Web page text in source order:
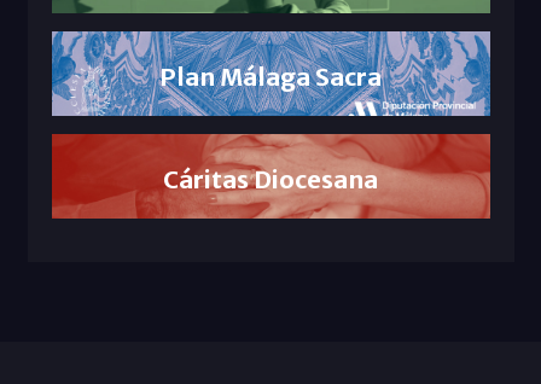
Plan Málaga Sacra
Cáritas Diocesana